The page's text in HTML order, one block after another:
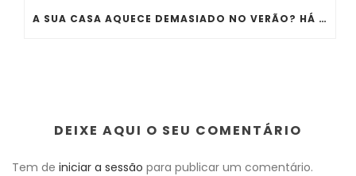
A SUA CASA AQUECE DEMASIADO NO VERÃO? HÁ ERROS QUE QUASE TODA A GENTE COMETE
DEIXE AQUI O SEU COMENTÁRIO
Tem de iniciar a sessão para publicar um comentário.